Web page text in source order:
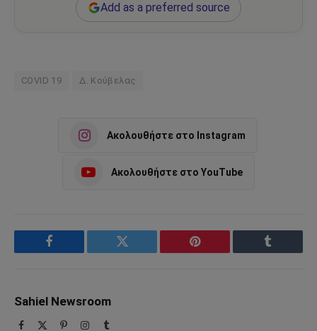
Add as a preferred source
COVID 19 Δ. Κούβελας
Ακολουθήστε στο Instagram
Ακολουθήστε στο YouTube
Facebook Twitter Pinterest Tumblr
Sahiel Newsroom
Facebook PinterestInstagram
Tumblr